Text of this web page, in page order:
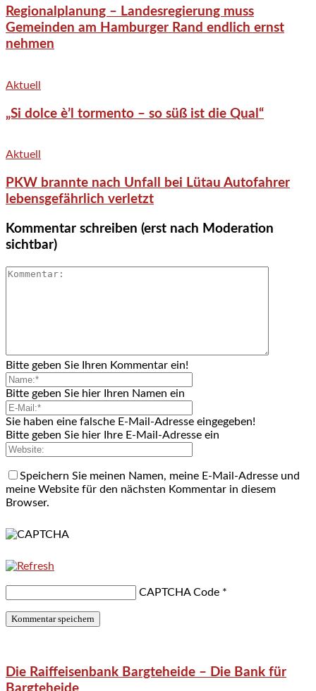
Regionalplanung – Landesregierung muss
Gemeinden am Hamburger Rand endlich ernst
nehmen
Aktuell
„Si dolce è’l tormento – so süß ist die Qual“
Aktuell
PKW brannte nach Unfall bei Lütau Autofahrer
lebensgefährlich verletzt
Kommentar schreiben (erst nach Moderation
sichtbar)
Bitte geben Sie Ihren Kommentar ein!
Bitte geben Sie hier Ihren Namen ein
Sie haben eine falsche E-Mail-Adresse eingegeben!
Bitte geben Sie hier Ihre E-Mail-Adresse ein
Speichern Sie meinen Namen, meine E-Mail-Adresse und
meine Website für den nächsten Kommentar in diesem
Browser.
CAPTCHA Code *
Die Raiffeisenbank Bargteheide – Die Bank für